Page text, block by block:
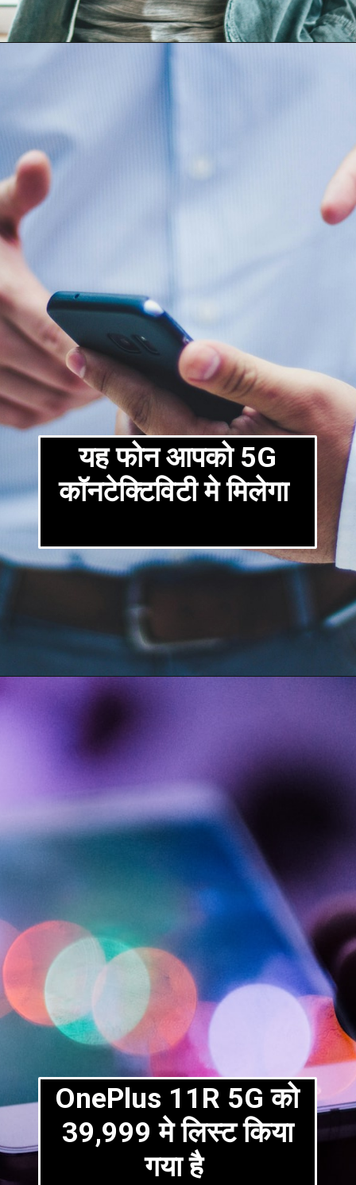
यह फोन आपको 5G
कॉनटेक्टिविटी मे मिलेगा
OnePlus 11R 5G को
39,999 मे लिस्ट किया
गया है